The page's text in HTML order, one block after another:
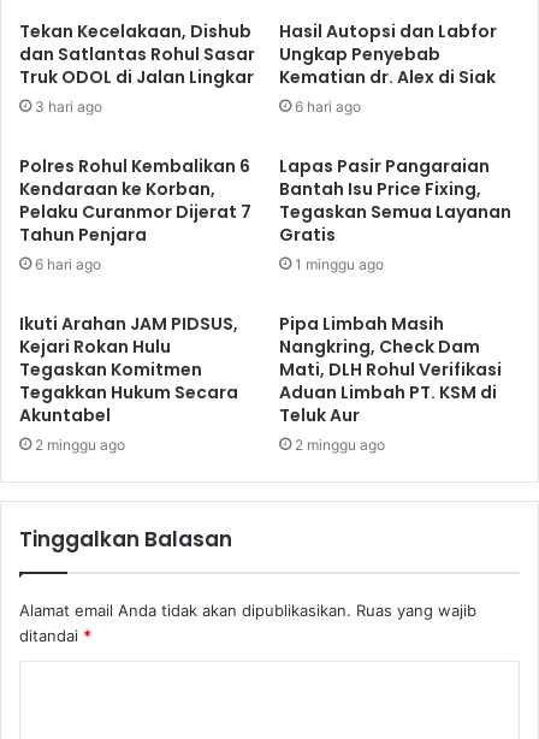
Tekan Kecelakaan, Dishub
dan Satlantas Rohul Sasar
Truk ODOL di Jalan Lingkar
3 hari ago
Hasil Autopsi dan Labfor
Ungkap Penyebab
Kematian dr. Alex di Siak
6 hari ago
Polres Rohul Kembalikan 6
Kendaraan ke Korban,
Pelaku Curanmor Dijerat 7
Tahun Penjara
6 hari ago
Lapas Pasir Pangaraian
Bantah Isu Price Fixing,
Tegaskan Semua Layanan
Gratis
1 minggu ago
Ikuti Arahan JAM PIDSUS,
Kejari Rokan Hulu
Tegaskan Komitmen
Tegakkan Hukum Secara
Akuntabel
2 minggu ago
Pipa Limbah Masih
Nangkring, Check Dam
Mati, DLH Rohul Verifikasi
Aduan Limbah PT. KSM di
Teluk Aur
2 minggu ago
Tinggalkan Balasan
Alamat email Anda tidak akan dipublikasikan. Ruas yang wajib
ditandai *